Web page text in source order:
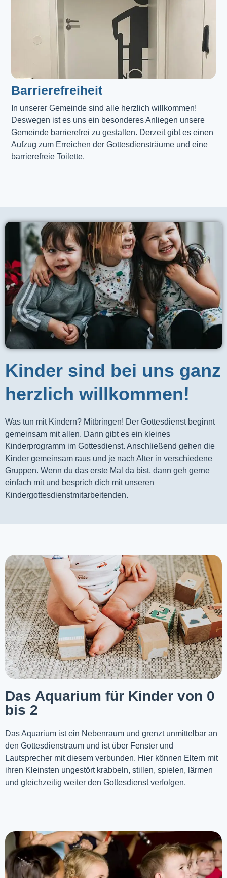
Barrierefreiheit
In unserer Gemeinde sind alle herzlich willkommen!
Deswegen ist es uns ein besonderes Anliegen unsere
Gemeinde barrierefrei zu gestalten. Derzeit gibt es einen
Aufzug zum Erreichen der Gottesdiensträume und eine
barrierefreie Toilette.
Kinder sind bei uns ganz
herzlich willkommen!
Was tun mit Kindern? Mitbringen! Der Gottesdienst beginnt
gemeinsam mit allen. Dann gibt es ein kleines
Kinderprogramm im Gottesdienst. Anschließend gehen die
Kinder gemeinsam raus und je nach Alter in verschiedene
Gruppen. Wenn du das erste Mal da bist, dann geh gerne
einfach mit und besprich dich mit unseren
Kindergottesdienstmitarbeitenden.
Das Aquarium für Kinder von 0
bis 2
Das Aquarium ist ein Nebenraum und grenzt unmittelbar an
den Gottesdienstraum und ist über Fenster und
Lautsprecher mit diesem verbunden. Hier können Eltern mit
ihren Kleinsten ungestört krabbeln, stillen, spielen, lärmen
und gleichzeitig weiter den Gottesdienst verfolgen.